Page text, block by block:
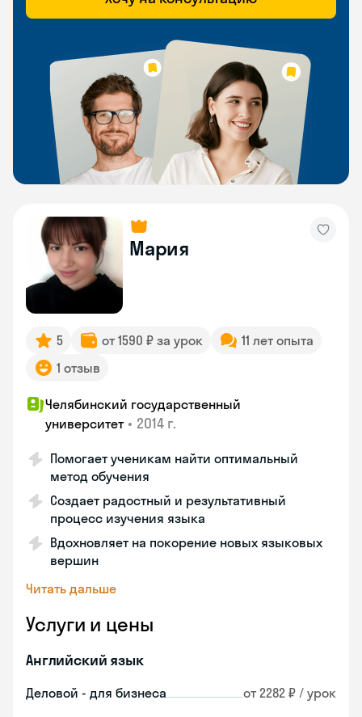
Мария
5 от 1590 ₽ за урок
11 лет опыта
1 отзыв
Челябинский государственный
университет • 2014 г.
Помогает ученикам найти оптимальный
метод обучения
Создает радостный и результативный
процесс изучения языка
Вдохновляет на покорение новых языковых
вершин
Читать дальше
Услуги и цены
Английский язык
Деловой - для бизнеса от 2282 ₽ / урок